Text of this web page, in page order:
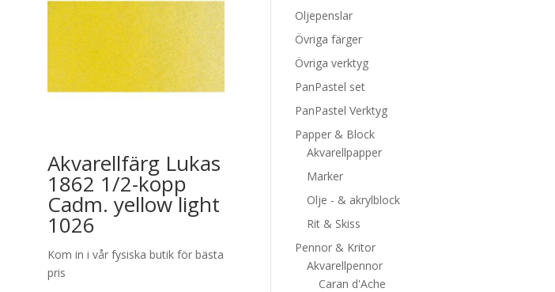
Akvarellfärg Lukas
1862 1/2-kopp
Cadm. yellow light
1026
Kom in i vår fysiska butik för bästa
pris
Oljepenslar
Övriga färger
Övriga verktyg
PanPastel set
PanPastel Verktyg
Papper & Block
Akvarellpapper
Marker
Olje - & akrylblock
Rit & Skiss
Pennor & Kritor
Akvarellpennor
Caran d'Ache